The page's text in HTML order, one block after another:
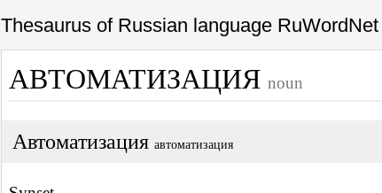
Thesaurus of Russian language RuWordNet
АВТОМАТИЗАЦИЯ noun
Автоматизация автоматизация